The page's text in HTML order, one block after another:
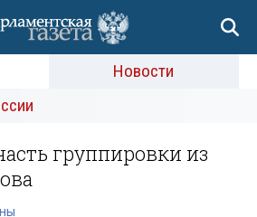
Новости
группировки из